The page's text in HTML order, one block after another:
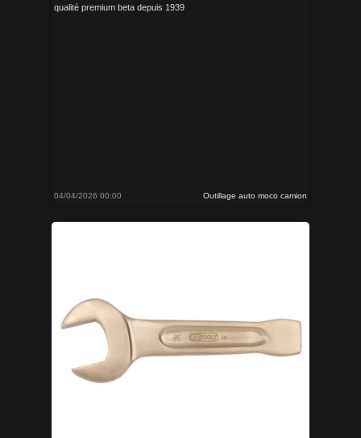
qualité premium beta depuis 1939
04/04/2026 00:00 Outillage auto moco camion